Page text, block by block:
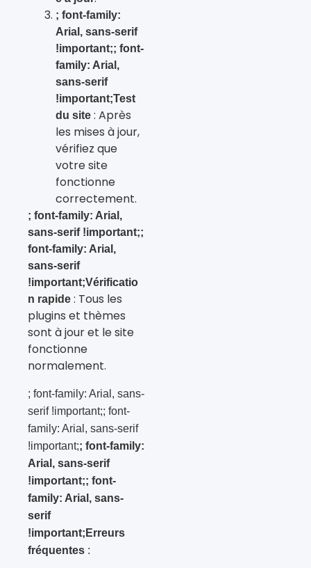
; font-family:
Arial, sans-serif
!important;; font-
family: Arial,
sans-serif
!important;Test
du site : Après
les mises à jour,
vérifiez que
votre site
fonctionne
correctement.
; font-family: Arial,
sans-serif !important;;
font-family: Arial,
sans-serif
!important;Vérificatio
n rapide : Tous les
plugins et thèmes
sont à jour et le site
fonctionne
normalement.
; font-family: Arial, sans-
serif !important;; font-
family: Arial, sans-serif
!important;; font-family:
Arial, sans-serif
!important;; font-
family: Arial, sans-
serif
!important;Erreurs
fréquentes :